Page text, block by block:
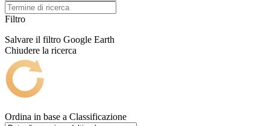
Filtro
Salvare il filtro Google Earth
Chiudere la ricerca
Ordina in base a Classificazione